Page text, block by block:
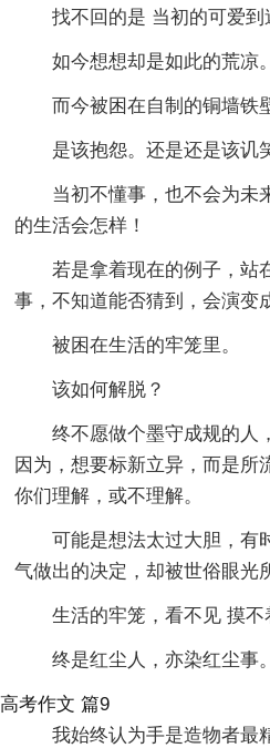
找不回的是 当初的可爱到
如今想想却是如此的荒凉。
而今被困在自制的铜墙铁
是该抱怨。还是还是该讥
当初不懂事，也不会为未
的生活会怎样！
若是拿着现在的例子，站
事，不知道能否猜到，会演变
被困在生活的牢笼里。
该如何解脱？
终不愿做个墨守成规的人
因为，想要标新立异，而是所
你们理解，或不理解。
可能是想法太过大胆，有
气做出的决定，却被世俗眼光
生活的牢笼，看不见 摸不
终是红尘人，亦染红尘事。
高考作文 篇9
我始终认为手是造物者最